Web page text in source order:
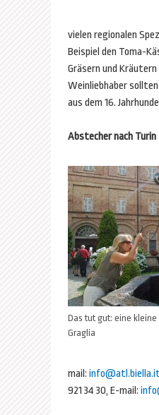
vielen regionalen
Beispiel den Toma-
Gräsern und Kräutern
Weinliebhaber sollten
aus dem 16.
Abstecher nach Turin
Das tut gut: eine
Graglia
mail:
921 34 30, E-mail: